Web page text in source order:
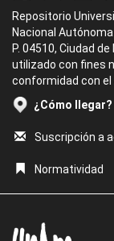
Repositorio
Nacional
P. 04510, Ciudad
utilizado con fines
conformidad con el
¿Cómo llegar?
Suscripción a
Normatividad